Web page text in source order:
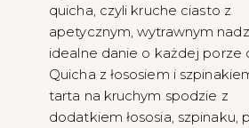
quicha, czyli kruche ciasto z
apetycznym, wytrawnym
idealne danie o każdej porze
Quicha z łososiem i
tarta na kruchym spodzie z
dodatkiem łososia, szpinaku,